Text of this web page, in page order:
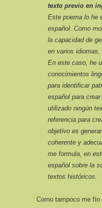
texto previo en
Este poema lo he
español. Como
la capacidad de
en varios idiomas,
En este caso, he
conocimientos
para identificar
español para
utilizado ningún
referencia para
objetivo es
coherente y
me formula, en
español sobre la
textos históricos.
Como tampoco me